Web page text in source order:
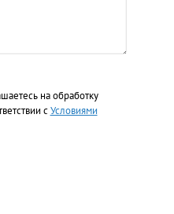
на обработку
сУсловиями